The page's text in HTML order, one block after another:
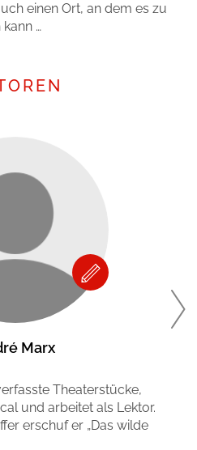
einen Ort, an dem es zu
…
Marx
Theaterstücke,
und arbeitet als Lektor.
erschuf er „Das wilde